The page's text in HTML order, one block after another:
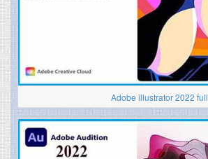
Adobe illustrator 2022 full